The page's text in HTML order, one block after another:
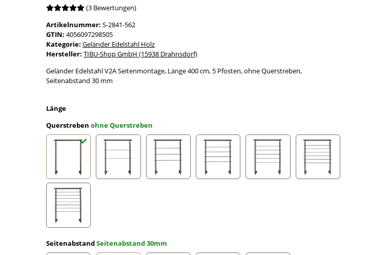
(3 Bewertungen)
Artikelnummer: S-2841-562
GTIN: 4056097298505
Kategorie: Geländer Edelstahl Holz
Hersteller: TIBU-Shop GmbH (15938 Drahnsdorf)
Geländer Edelstahl V2A Seitenmontage, Länge 400 cm, 5 Pfosten, ohne Querstreben,
Seitenabstand 30 mm
Länge
Querstreben ohne Querstreben
ohne Querstreben
SeitenabstandSeitenabstand 30mm